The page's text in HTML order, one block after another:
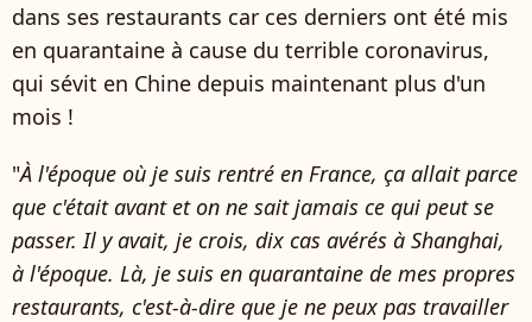
dans ses restaurants car ces derniers ont été mis
en quarantaine à cause du terrible coronavirus,
qui sévit en Chine depuis maintenant plus d'un
mois !
"À l'époque où je suis rentré en France, ça allait parce
que c'était avant et on ne sait jamais ce qui peut se
passer. Il y avait, je crois, dix cas avérés à Shanghai,
à l'époque. Là, je suis en quarantaine de mes propres
restaurants, c'est-à-dire que je ne peux pas travailler